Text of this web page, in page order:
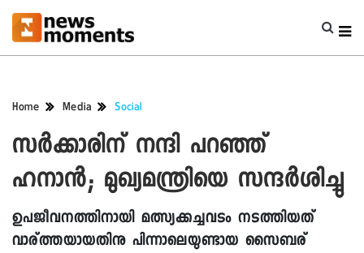
Home Media Social
സര്‍ക്കാരിന് നന്ദി പറഞ്ഞ്
ഹനാന്‍; മുഖ്യമന്ത്രിയെ സന്ദര്‍ശിച്ചു
ഉപജീവനത്തിനായി മത്സ്യക്കച്ചവടം നടത്തിയത്
വാര്ത്തയായതിനു പിന്നാലെയുണ്ടായ സൈബര്